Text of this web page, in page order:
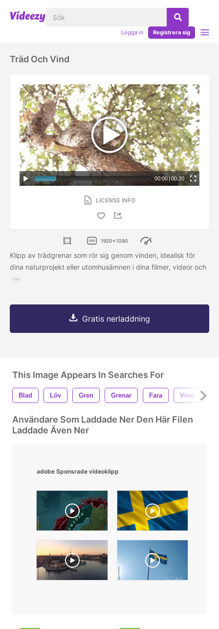
Logga in Registrera sig
Träd Och Vind
00:00|00:20
LICENSE INFO
1920x1080
Klipp av trädgrenar som rör sig genom vinden, idealisk för
dina naturprojekt eller utomhusämnen i dina filmer, videor och
Gratis nerladdning
This Image Appears In Searches For
Blad Löv Gren Grenar Fara Vind
Användare Som Laddade Ner Den Här Filen
Laddade Även Ner
adobe Sponsrade videoklipp